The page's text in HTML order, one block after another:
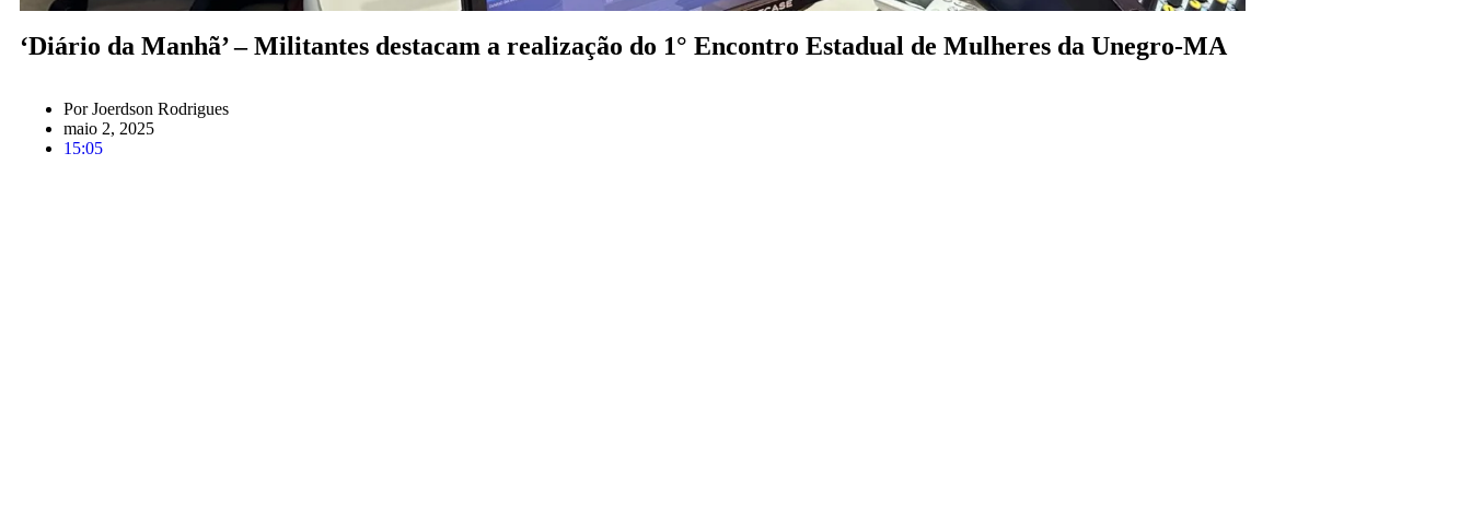
‘Diário da Manhã’ – Militantes destacam a realização do 1° Encontro Estadual de Mulheres da Unegro-MA
PorJoerdson Rodrigues
maio 2, 2025
15:05